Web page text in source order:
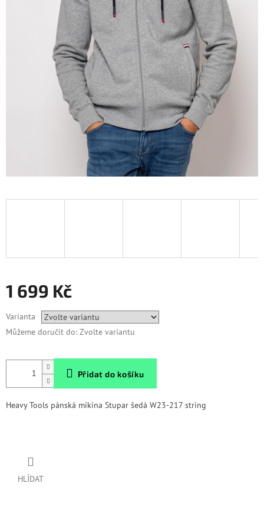
1 699 Kč
cena:
Varianta
Můžeme doručit do: Zvolte variantu
Přidat do košíku
Heavy Tools pánská mikina Stupar šedá W23-217 string
HLÍDAT